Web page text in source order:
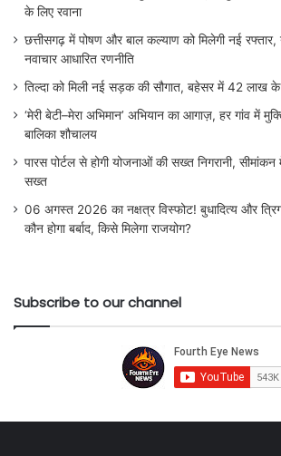
के लिए रवाना
छत्तीसगढ़ में पोषण और बाल कल्याण को मिलेगी नई
नवाचार आधारित रणनीति
तिल्दा को मिली नई सड़क की सौगात, बहेसर में 42 लाख के
‘मेरी बेटी–मेरा अभिमान’ अभियान का आगाज़, हर गांव में
बालिका शौचालय
पारस पोर्टल से होगी योजनाओं की सख्त निगरानी, सीमांकन
सख्त
06 अगस्त 2026 का नक्षत्र विस्फोट! बुधादित्य और
कौन होगा बर्बाद, किसे मिलेगा राजयोग?
Subscribe to our channel